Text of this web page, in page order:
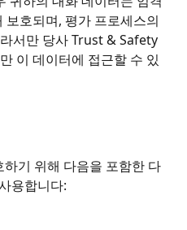
보호되며, 평가 프로세스의
서만 당사 Trust & Safety
이 데이터에 접근할 수 있
기 위해 다음을 포함한 다
용합니다: